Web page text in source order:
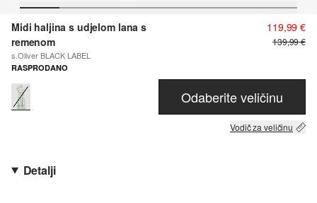
Midi haljina s udjelom lana s
remenom
s.Oliver BLACK LABEL
119,99 €
139,99 €
RASPRODANO
Odaberite veličinu
Vodič za veličinu
Detalji